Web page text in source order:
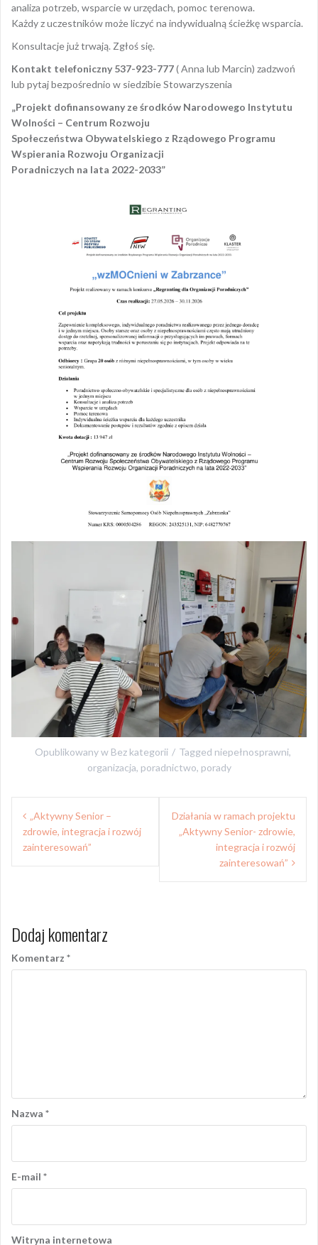
analiza potrzeb, wsparcie w urzędach, pomoc terenowa.
Każdy z uczestników może liczyć na indywidualną ścieżkę wsparcia.
Konsultacje już trwają. Zgłoś się.
Kontakt telefoniczny 537-923-777( Anna lub Marcin) zadzwoń
lub pytaj bezpośrednio w siedzibie Stowarzyszenia
„Projekt dofinansowany ze środków Narodowego Instytutu
Wolności – Centrum Rozwoju
Społeczeństwa Obywatelskiego z Rządowego Programu
Wspierania Rozwoju Organizacji
Poradniczych na lata 2022-2033”
Opublikowany w Bez kategorii Tagged niepełnosprawni,
organizacja, poradnictwo, porady
Nawigacja
wpisu
„Aktywny Senior –
zdrowie, integracja i rozwój
zainteresowań”
Działania w ramach projektu
„Aktywny Senior- zdrowie,
integracja i rozwój
zainteresowań”
Dodaj komentarz
Komentarz *
Nazwa *
E-mail *
Witryna internetowa